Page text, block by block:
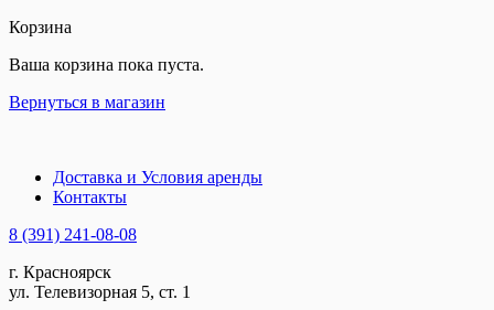
Корзина
Ваша корзина пока пуста.
Вернуться в магазин
Доставка и Условия аренды
Контакты
8 (391) 241-08-08
г. Красноярск
ул. Телевизорная 5, ст. 1